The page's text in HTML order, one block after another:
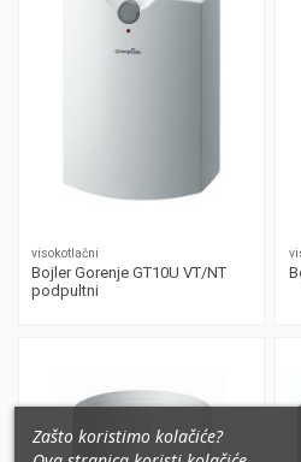
visokotlačni
Bojler Gorenje GT10U VT/NT
podpultni
Zašto koristimo kolačiće?